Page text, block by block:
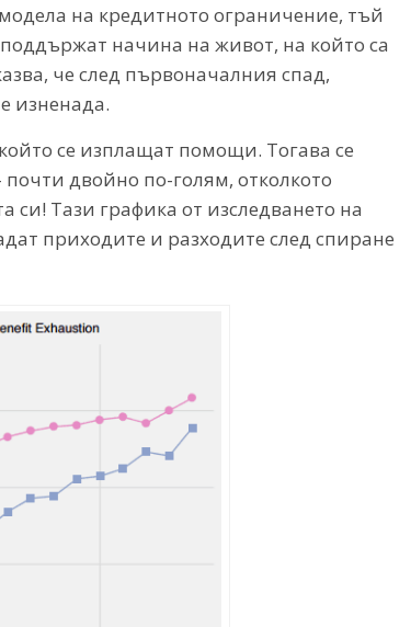
на кредитното ограничение, тъй
начина на живот, на който са
че след първоначалния спад,
изненада.
се изплащат помощи. Тогава се
двойно по-голям, отколкото
си! Тази графика от изследването на
приходите и разходите след спиране